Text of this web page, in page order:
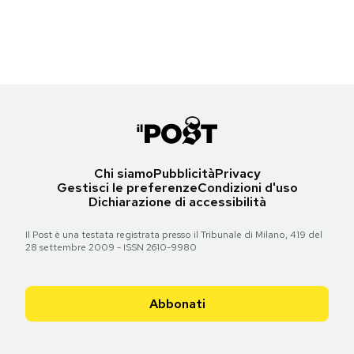
Chi siamoPubblicitàPrivacy
Gestisci le preferenzeCondizioni d'uso
Dichiarazione di accessibilità
Il Post è una testata registrata presso il Tribunale di Milano, 419 del
28 settembre 2009 - ISSN 2610-9980
Abbonati